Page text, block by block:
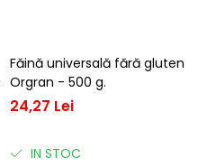
Făină universală fără gluten
Orgran - 500 g.
24,27 Lei
IN STOC